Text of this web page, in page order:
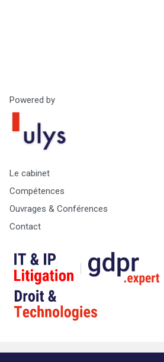
Powered by
Le cabinet
Compétences
Ouvrages & Conférences
Contact